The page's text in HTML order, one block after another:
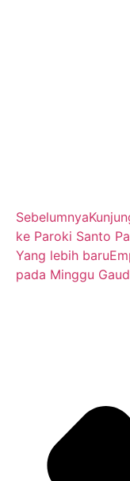
Sebelumnya
ke Paroki Santo
Yang lebih baru
pada Minggu